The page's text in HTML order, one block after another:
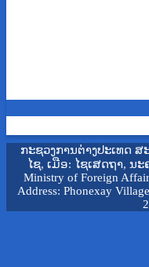
ກະຊວງການຕ່າງປະເທດ ສ
ໄຊ, ເມືອ: ໄຊເສດຖາ, ນ
Ministry of Foreign
Address: Phonexay